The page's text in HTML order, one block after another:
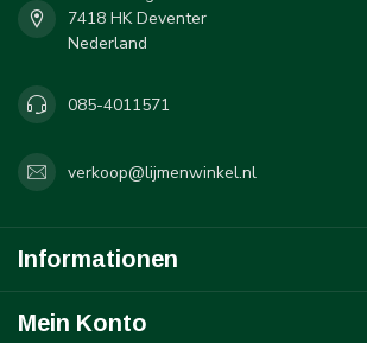
7418 HK Deventer
Nederland
085-4011571
verkoop@lijmenwinkel.nl
Informationen
Mein Konto